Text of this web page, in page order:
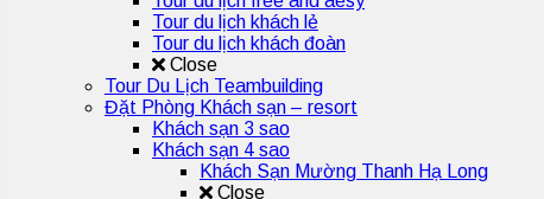
Tour du lịch khách lẻ
Tour du lịch khách đoàn
Close
Tour Du Lịch Teambuilding
Đặt Phòng Khách sạn – resort
Khách sạn 3 sao
Khách sạn 4 sao
Khách Sạn Mường Thanh Hạ Long
Close